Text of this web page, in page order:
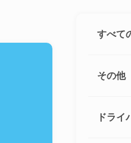
すべて
その他
ドライ